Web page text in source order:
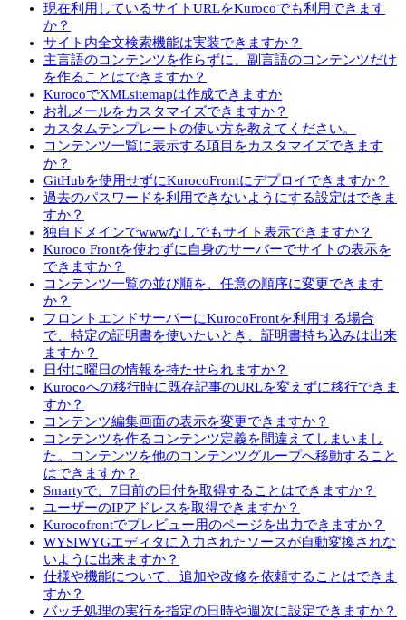
現在利用しているサイトURLをKurocoでも利用できます
か？
サイト内全文検索機能は実装できますか？
主言語のコンテンツを作らずに、副言語のコンテンツだけ
を作ることはできますか？
KurocoでXMLsitemapは作成できますか
お礼メールをカスタマイズできますか？
カスタムテンプレートの使い方を教えてください。
コンテンツ一覧に表示する項目をカスタマイズできます
か？
GitHubを使用せずにKurocoFrontにデプロイできますか？
過去のパスワードを利用できないようにする設定はできま
すか？
独自ドメインでwwwなしでもサイト表示できますか？
Kuroco Frontを使わずに自身のサーバーでサイトの表示を
できますか？
コンテンツ一覧の並び順を、任意の順序に変更できます
か？
フロントエンドサーバーにKurocoFrontを利用する場合
で、特定の証明書を使いたいとき、証明書持ち込みは出来
ますか？
日付に曜日の情報を持たせられますか？
Kurocoへの移行時に既存記事のURLを変えずに移行できま
すか？
コンテンツ編集画面の表示を変更できますか？
コンテンツを作るコンテンツ定義を間違えてしまいまし
た。コンテンツを他のコンテンツグループへ移動すること
はできますか？
Smartyで、7日前の日付を取得することはできますか？
ユーザーのIPアドレスを取得できますか？
Kurocofrontでプレビュー用のページを出力できますか？
WYSIWYGエディタに入力されたソースが自動変換されな
いように出来ますか？
仕様や機能について、追加や改修を依頼することはできま
すか？
バッチ処理の実行を指定の日時や週次に設定できますか？